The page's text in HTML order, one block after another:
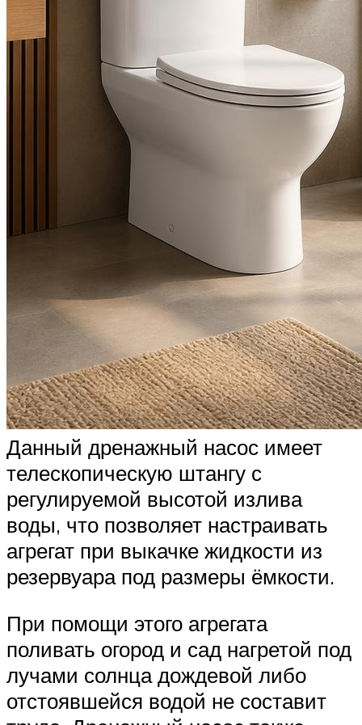
Данный дренажный насос имеет
телескопическую штангу с
регулируемой высотой излива
воды, что позволяет настраивать
агрегат при выкачке жидкости из
резервуара под размеры ёмкости.
При помощи этого агрегата
поливать огород и сад нагретой под
лучами солнца дождевой либо
отстоявшейся водой не составит